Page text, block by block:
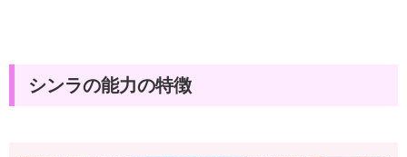
シンラの能力の特徴